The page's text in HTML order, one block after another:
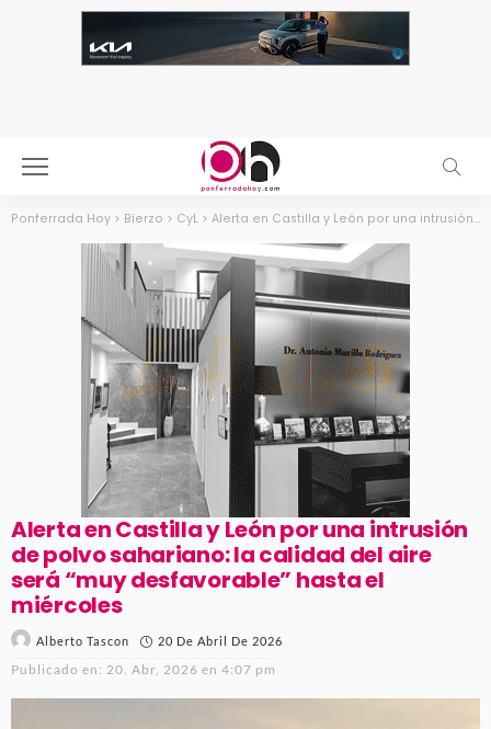
Ponferrada Hoy > Bierzo > CyL > Alerta en Castilla y León por una intrusión de polvo sahariano: la calidad del aire será “muy desfavorable” hasta el miércoles
Alerta en Castilla y León por una intrusión
de polvo sahariano: la calidad del aire
será “muy desfavorable” hasta el
miércoles
Alberto Tascon 20 De Abril De 2026
Publicado en: 20. Abr, 2026 en 4:07 pm